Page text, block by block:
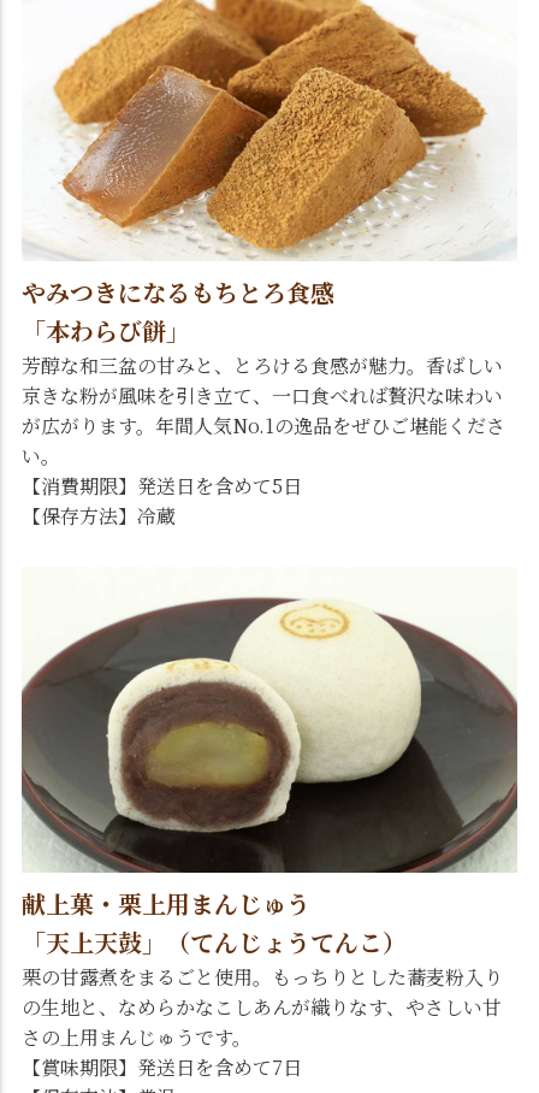
やみつきになるもちとろ食感
「本わらび餅」
芳醇な和三盆の甘みと、とろける食感が魅力。香ばしい
京きな粉が風味を引き立て、一口食べれば贅沢な味わい
が広がります。年間人気No.1の逸品をぜひご堪能くださ
い。
【消費期限】発送日を含めて5日
【保存方法】冷蔵
献上菓・栗上用まんじゅう
「天上天鼓」（てんじょうてんこ）
栗の甘露煮をまるごと使用。もっちりとした蕎麦粉入り
の生地と、なめらかなこしあんが織りなす、やさしい甘
さの上用まんじゅうです。
【賞味期限】発送日を含めて7日